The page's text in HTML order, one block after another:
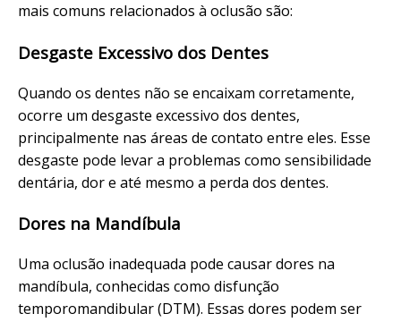
mais comuns relacionados à oclusão são:
Desgaste Excessivo dos Dentes
Quando os dentes não se encaixam corretamente,
ocorre um desgaste excessivo dos dentes,
principalmente nas áreas de contato entre eles. Esse
desgaste pode levar a problemas como sensibilidade
dentária, dor e até mesmo a perda dos dentes.
Dores na Mandíbula
Uma oclusão inadequada pode causar dores na
mandíbula, conhecidas como disfunção
temporomandibular (DTM). Essas dores podem ser